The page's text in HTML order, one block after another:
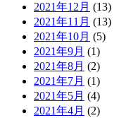
2021年12月 (13)
2021年11月 (13)
2021年10月 (5)
2021年9月 (1)
2021年8月 (2)
2021年7月 (1)
2021年5月 (4)
2021年4月 (2)